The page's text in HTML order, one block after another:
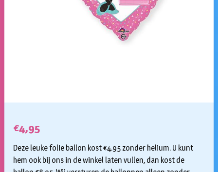
€4,95
Deze leuke folie ballon kost €4.95 zonder helium. U kunt
hem ook bij ons in de winkel laten vullen, dan kost de